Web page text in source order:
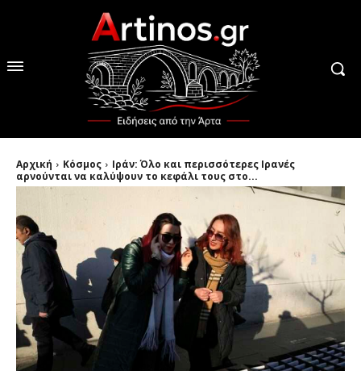
Αρχική Κόσμος
Ιράν: Όλο και περισσότερες Ιρανές
αρνούνται να καλύψουν το κεφάλι τους στο...